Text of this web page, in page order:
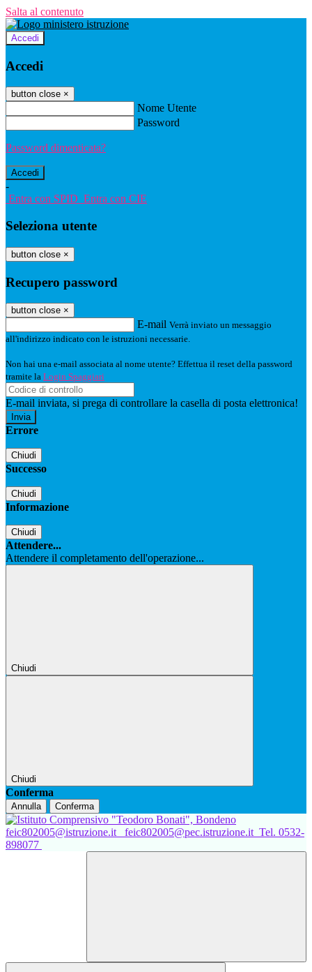
Salta al contenuto
Accedi
Accedi
button close ×
Nome Utente
Password
Password dimenticata?
-
Entra con SPID Entra con CIE
Seleziona utente
button close ×
Recupero password
button close ×
E-mail Verrà inviato un messaggio
all'indirizzo indicato con le istruzioni necessarie.
Non hai una e-mail associata al nome utente? Effettua il reset della password
tramite la Login Spaggiari
E-mail inviata, si prega di controllare la casella di posta elettronica!
Errore
Chiudi
Successo
Chiudi
Informazione
Chiudi
Attendere...
Attendere il completamento dell'operazione...
Chiudi
Chiudi
Conferma
Annulla Conferma
feic802005@istruzione.it feic802005@pec.istruzione.it Tel. 0532-
898077